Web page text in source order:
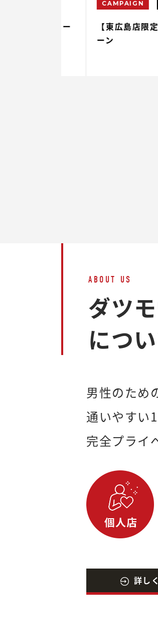
CAMPAIGN 東広島
【東広島店限定】カ
ABOUT US
ダツ
につ
男性のため
通いやすい
完全プライ
詳し